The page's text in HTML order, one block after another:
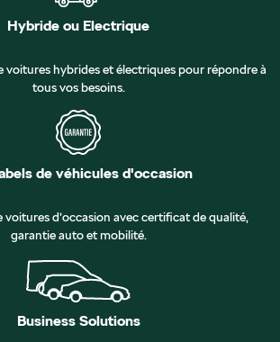
Hybride ou Electrique
voitures hybrides et électriques pour répondre à
tous vos besoins.
de véhicules d'occasion
voitures d’occasion avec certificat de qualité,
garantie auto et mobilité.
Business Solutions